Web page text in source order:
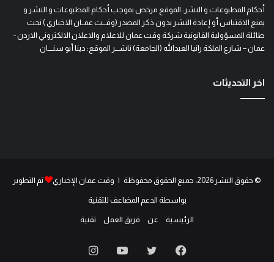
أحكام المطبوعات و النشر: الموقع مرخص بموجب أحكام المطبوعات و النشر و
يمنع الاقتباس أو إعادة النشر بدون ذكر المصدر (وقـــت عمــان الاخباري ) تحت
طائلة المسؤولية القانونية شركة وقت عمان للاعلام والاعلان الالكتروني الاردن -
عمان – شارع الملكة رانيا العبدالله (الجامعة) ناشـــر الموقع: دينا أبو سنــــان
اخر التحديثات
© حقوق النشر 2026، جميع الحقوق محفوظة | وقت عمان الإخباري تم التطوير
بواسطة الدعم المضاعف للتقنية
الرئيسية عن فريق العمل تقنية